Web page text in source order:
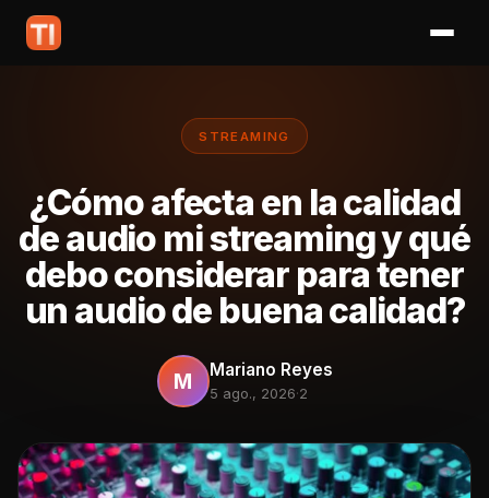
STREAMING
¿Cómo afecta en la calidad
de audio mi streaming y qué
debo considerar para tener
un audio de buena calidad?
M Mariano Reyes
5 ago., 2026·2